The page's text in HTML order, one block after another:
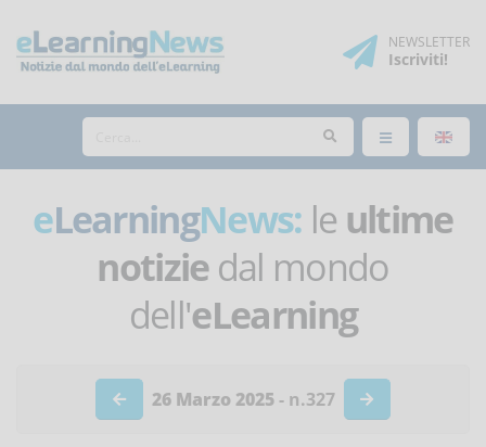
NEWSLETTER
Iscriviti!
eLearningNews: le ultime
notiziedal mondo
dell'eLearning
26 Marzo 2025- n.327